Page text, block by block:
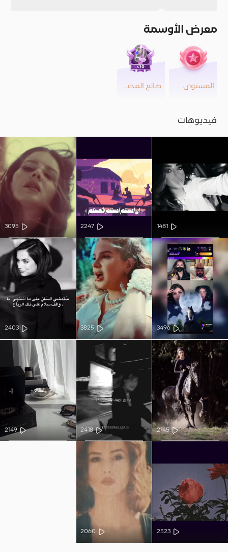
معرض الأوسمة
المستوى 20 صانع المحتوى
فيديوهات
1481
2247
3095
3496
3825
2403
2145
2418
2149
2523
2060